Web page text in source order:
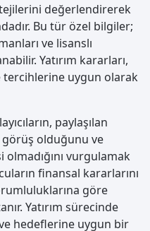
değerlendirerek
Bu tür özel bilgiler;
ve lisanslı
Yatırım kararları,
uygun olarak
paylaşılan
görüş olduğunu ve
vurgulamak
finansal kararlarını
göre
Yatırım sürecinde
hedeflerine uygun bir